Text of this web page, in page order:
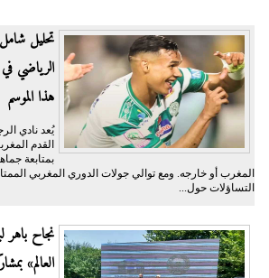
تحليل
الرياضي في
هذا الموسم
يُعد نادي
القدم
بمتابعة
المغرب أو خارجه. ومع توالي جولات الدوري المغربي
التساؤلات حول...
نجاح